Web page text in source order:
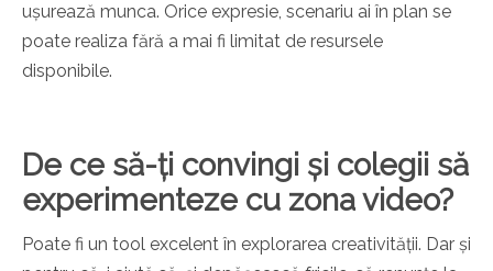
ușurează munca. Orice expresie, scenariu ai în plan se
poate realiza fără a mai fi limitat de resursele
disponibile.
De ce să-ți convingi și colegii să
experimenteze cu zona video?
Poate fi un tool excelent în explorarea creativității. Dar și